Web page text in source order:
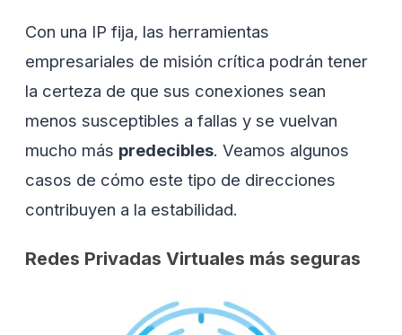
Con una IP fija, las herramientas
empresariales de misión crítica podrán tener
la certeza de que sus conexiones sean
menos susceptibles a fallas y se vuelvan
mucho más predecibles. Veamos algunos
casos de cómo este tipo de direcciones
contribuyen a la estabilidad.
Redes Privadas Virtuales más seguras